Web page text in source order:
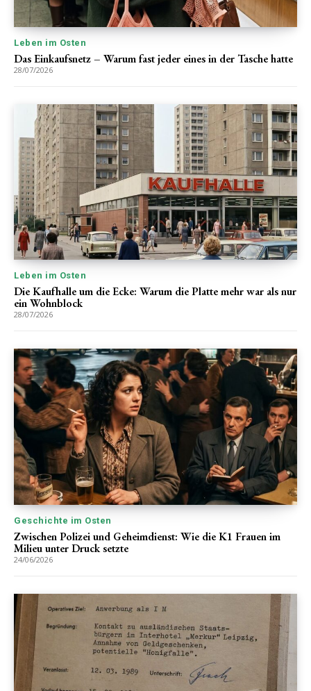
Leben im Osten
Das Einkaufsnetz – Warum fast jeder eines in der Tasche hatte
28/07/2026
Leben im Osten
Die Kaufhalle um die Ecke: Warum die Platte mehr war als nur
ein Wohnblock
28/07/2026
Geschichte im Osten
Zwischen Polizei und Geheimdienst: Wie die K1 Frauen im
Milieu unter Druck setzte
24/06/2026